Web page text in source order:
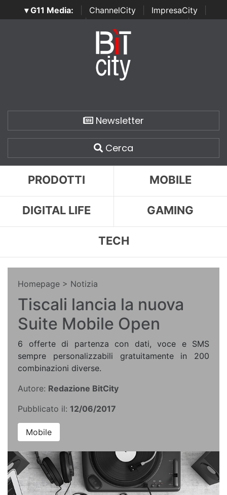
▾ G11 Media: ChannelCity ImpresaCity
SecurityOpenLab | Italian Channel Awards | Italian
Italian Security Awards
Newsletter
Cerca
PRODOTTI MOBILE
DIGITAL LIFE GAMING
TECH
Homepage > Notizia
Tiscali lancia la nuova
Suite Mobile Open
6 offerte di partenza con dati, voce e SMS
sempre personalizzabili gratuitamente in 200
combinazioni diverse.
Autore: Redazione BitCity
Pubblicato il: 12/06/2017
Mobile